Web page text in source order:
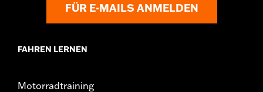
FÜR E-MAILS ANMELDEN
FAHREN LERNEN
Motorradtraining